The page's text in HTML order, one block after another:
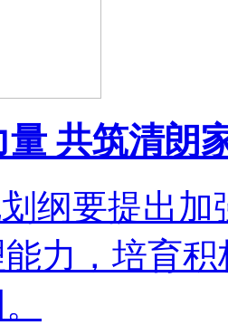
量 共筑清
纲要提出
力，培育